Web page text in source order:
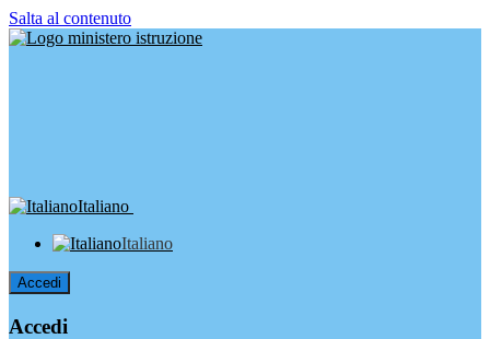
Salta al contenuto
Italiano
Italiano
Accedi
Accedi